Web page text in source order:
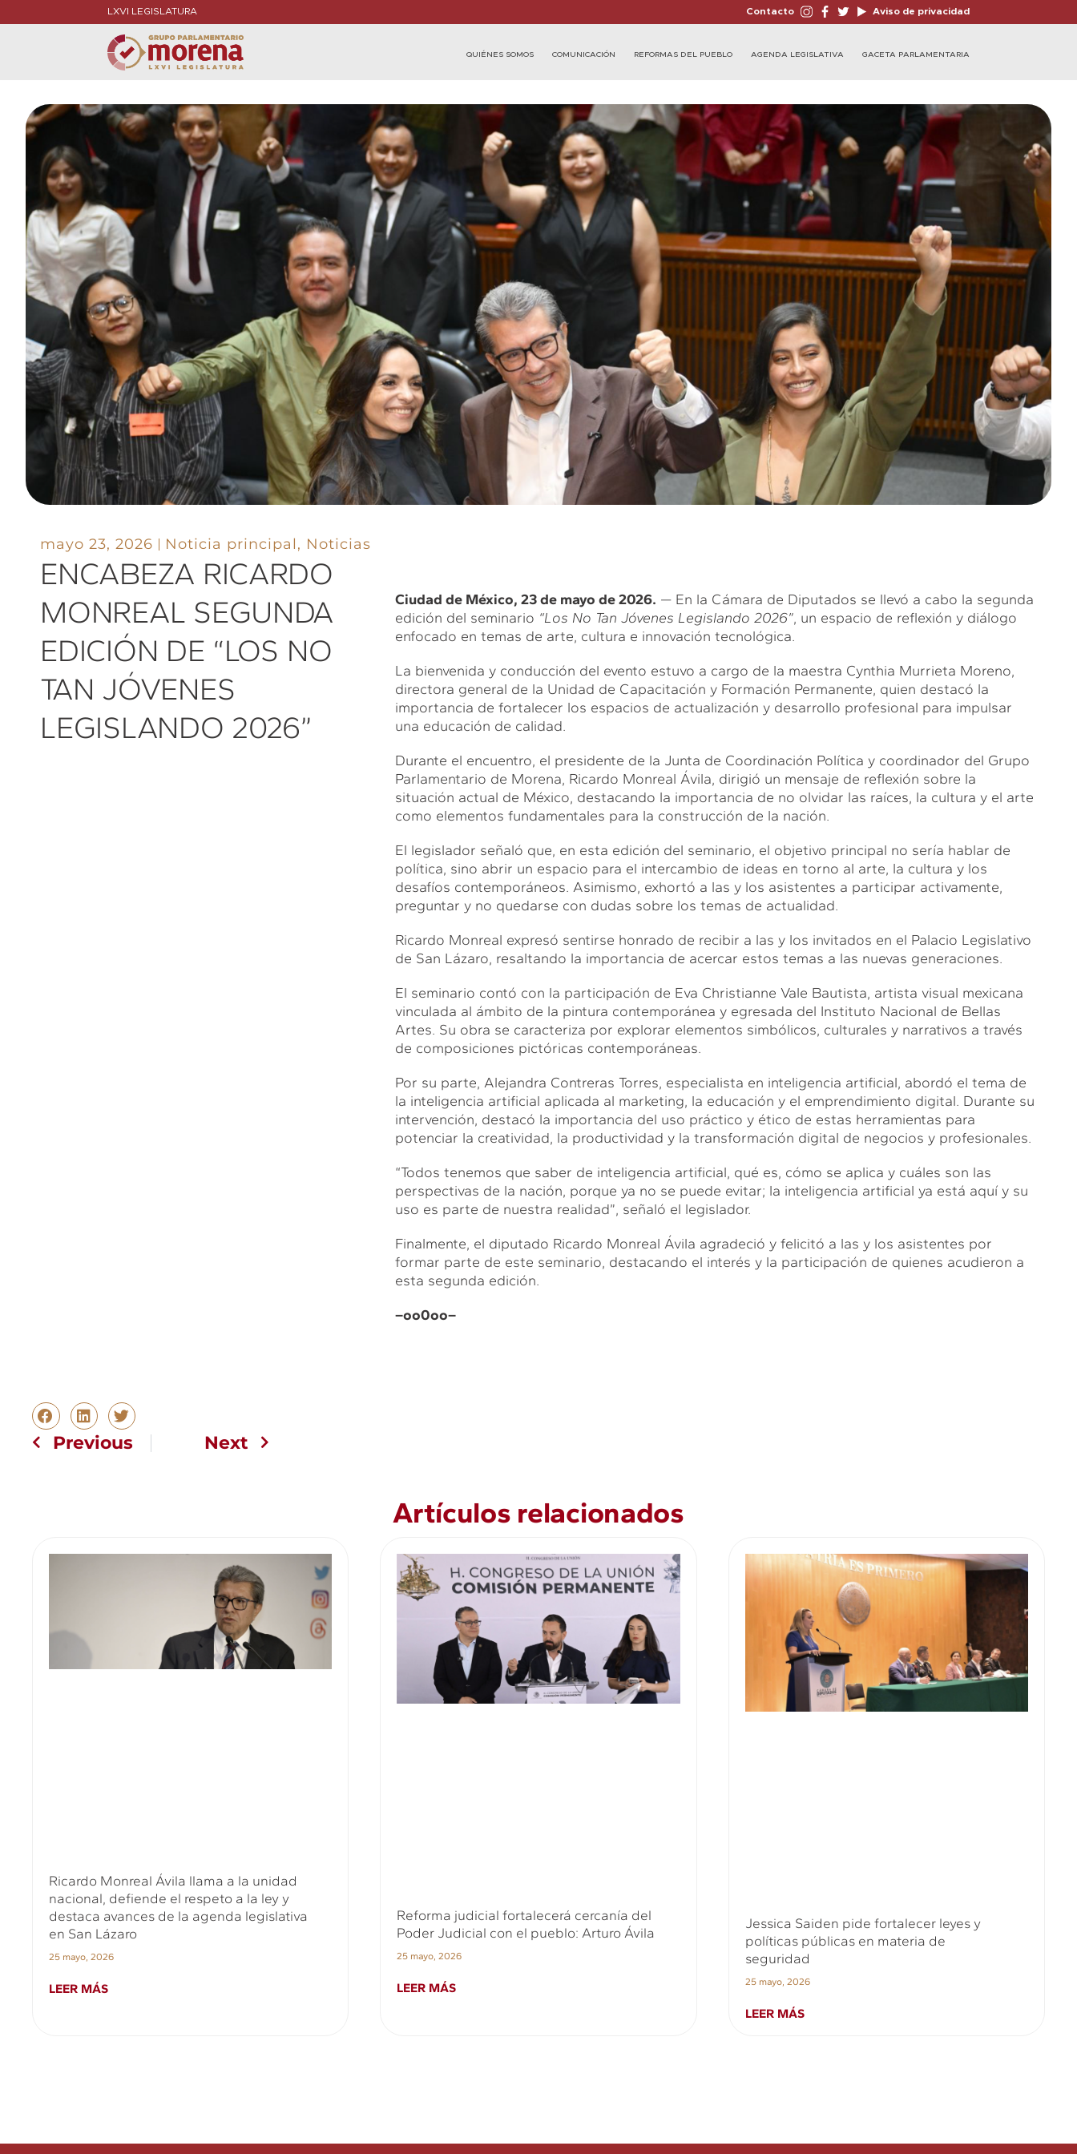
LXVI LEGISLATURA Contacto Aviso de privacidad
QUIÉNES SOMOS COMUNICACIÓN REFORMAS DEL PUEBLO AGENDA LEGISLATIVA GACETA PARLAMENTARIA
mayo 23, 2026 Noticia principal, Noticias
ENCABEZA RICARDO
MONREAL SEGUNDA
EDICIÓN DE “LOS NO
TAN JÓVENES
LEGISLANDO 2026”
Ciudad de México, 23 de mayo de 2026. — En la Cámara de Diputados se llevó a cabo la segunda
edición del seminario “Los No Tan Jóvenes Legislando 2026”, un espacio de reflexión y diálogo
enfocado en temas de arte, cultura e innovación tecnológica.
La bienvenida y conducción del evento estuvo a cargo de la maestra Cynthia Murrieta Moreno,
directora general de la Unidad de Capacitación y Formación Permanente, quien destacó la
importancia de fortalecer los espacios de actualización y desarrollo profesional para impulsar
una educación de calidad.
Durante el encuentro, el presidente de la Junta de Coordinación Política y coordinador del Grupo
Parlamentario de Morena, Ricardo Monreal Ávila, dirigió un mensaje de reflexión sobre la
situación actual de México, destacando la importancia de no olvidar las raíces, la cultura y el arte
como elementos fundamentales para la construcción de la nación.
El legislador señaló que, en esta edición del seminario, el objetivo principal no sería hablar de
política, sino abrir un espacio para el intercambio de ideas en torno al arte, la cultura y los
desafíos contemporáneos. Asimismo, exhortó a las y los asistentes a participar activamente,
preguntar y no quedarse con dudas sobre los temas de actualidad.
Ricardo Monreal expresó sentirse honrado de recibir a las y los invitados en el Palacio Legislativo
de San Lázaro, resaltando la importancia de acercar estos temas a las nuevas generaciones.
El seminario contó con la participación de Eva Christianne Vale Bautista, artista visual mexicana
vinculada al ámbito de la pintura contemporánea y egresada del Instituto Nacional de Bellas
Artes. Su obra se caracteriza por explorar elementos simbólicos, culturales y narrativos a través
de composiciones pictóricas contemporáneas.
Por su parte, Alejandra Contreras Torres, especialista en inteligencia artificial, abordó el tema de
la inteligencia artificial aplicada al marketing, la educación y el emprendimiento digital. Durante su
intervención, destacó la importancia del uso práctico y ético de estas herramientas para
potenciar la creatividad, la productividad y la transformación digital de negocios y profesionales.
“Todos tenemos que saber de inteligencia artificial, qué es, cómo se aplica y cuáles son las
perspectivas de la nación, porque ya no se puede evitar; la inteligencia artificial ya está aquí y su
uso es parte de nuestra realidad”, señaló el legislador.
Finalmente, el diputado Ricardo Monreal Ávila agradeció y felicitó a las y los asistentes por
formar parte de este seminario, destacando el interés y la participación de quienes acudieron a
esta segunda edición.
–oo0oo–
Previous Next
Artículos relacionados
Ricardo Monreal Ávila llama a la unidad
nacional, defiende el respeto a la ley y
destaca avances de la agenda legislativa
en San Lázaro
25 mayo, 2026
LEER MÁS
Reforma judicial fortalecerá cercanía del
Poder Judicial con el pueblo: Arturo Ávila
25 mayo, 2026
LEER MÁS
Jessica Saiden pide fortalecer leyes y
políticas públicas en materia de
seguridad
25 mayo, 2026
LEER MÁS